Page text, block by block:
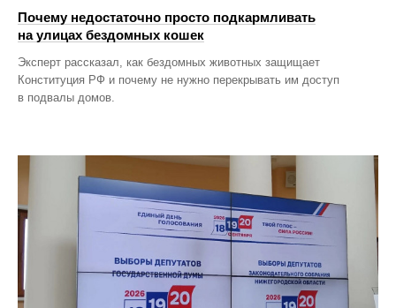
Почему недостаточно просто подкармливать
на улицах бездомных кошек
Эксперт рассказал, как бездомных животных защищает
Конституция РФ и почему не нужно перекрывать им доступ
в подвалы домов.